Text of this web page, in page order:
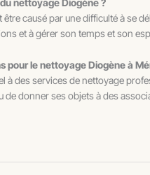
nettoyage Diogène ?
être causé par une difficulté à se
et à gérer son temps et son
pour le nettoyage Diogène à
à des services de nettoyage
de donner ses objets à des